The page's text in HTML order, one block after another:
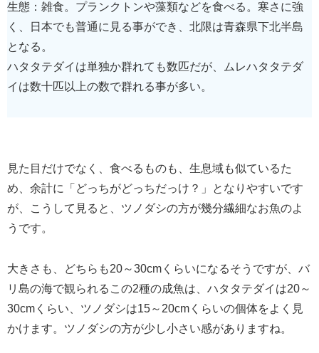
生態：雑食。プランクトンや藻類などを食べる。寒さに強
く、日本でも普通に見る事ができ、北限は青森県下北半島
となる。
ハタタテダイは単独か群れても数匹だが、ムレハタタテダ
イは数十匹以上の数で群れる事が多い。
見た目だけでなく、食べるものも、生息域も似ているた
め、余計に「どっちがどっちだっけ？」となりやすいです
が、こうして見ると、ツノダシの方が幾分繊細なお魚のよ
うです。
大きさも、どちらも20～30cmくらいになるそうですが、バ
リ島の海で観られるこの2種の成魚は、ハタタテダイは20～
30cmくらい、ツノダシは15～20cmくらいの個体をよく見
かけます。ツノダシの方が少し小さい感がありますね。